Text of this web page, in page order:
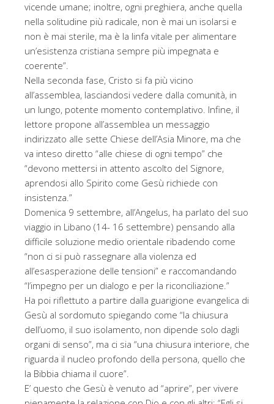
vicende umane; inoltre, ogni preghiera, anche quella
nella solitudine più radicale, non è mai un isolarsi e
non è mai sterile, ma è la linfa vitale per alimentare
un’esistenza cristiana sempre più impegnata e
coerente”.
Nella seconda fase, Cristo si fa più vicino
all’assemblea, lasciandosi vedere dalla comunità, in
un lungo, potente momento contemplativo. Infine, il
lettore propone all’assemblea un messaggio
indirizzato alle sette Chiese dell’Asia Minore, ma che
va inteso diretto “alle chiese di ogni tempo” che
“devono mettersi in attento ascolto del Signore,
aprendosi allo Spirito come Gesù richiede con
insistenza.”
Domenica 9 settembre, all’Angelus, ha parlato del suo
viaggio in Libano (14- 16 settembre) pensando alla
difficile soluzione medio orientale ribadendo come
“non ci si può rassegnare alla violenza ed
all’esasperazione delle tensioni” e raccomandando
“l’impegno per un dialogo e per la riconciliazione.”
Ha poi riflettuto a partire dalla guarigione evangelica di
Gesù al sordomuto spiegando come “la chiusura
dell’uomo, il suo isolamento, non dipende solo dagli
organi di senso”, ma ci sia “una chiusura interiore, che
riguarda il nucleo profondo della persona, quello che
la Bibbia chiama il cuore”.
E’ questo che Gesù è venuto ad “aprire”, per vivere